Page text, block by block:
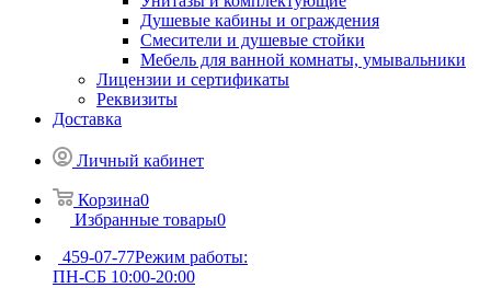
Душевые кабины и ограждения
Смесители и душевые стойки
Мебель для ванной комнаты, умывальники
Лицензии и сертификаты
Реквизиты
Доставка
Личный кабинет
Корзина0
Избранные товары0
459-07-77Режим работы:
ПН-СБ 10:00-20:00